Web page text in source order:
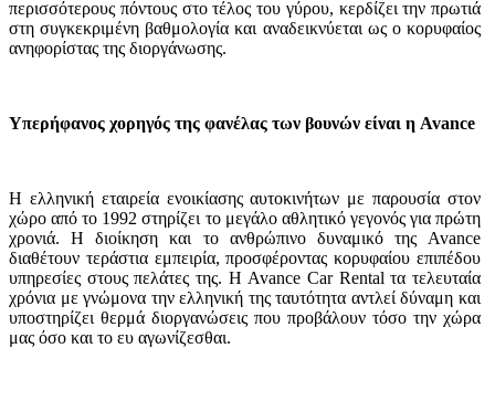
περισσότερους πόντους στο τέλος του γύρου, κερδίζει την πρωτιά
στη συγκεκριμένη βαθμολογία και αναδεικνύεται ως ο κορυφαίος
ανηφορίστας της διοργάνωσης.
Υπερήφανος χορηγός της φανέλας των βουνών είναι η Avance
Η ελληνική εταιρεία ενοικίασης αυτοκινήτων με παρουσία στον
χώρο από το 1992 στηρίζει το μεγάλο αθλητικό γεγονός για πρώτη
χρονιά. Η διοίκηση και το ανθρώπινο δυναμικό της Avance
διαθέτουν τεράστια εμπειρία, προσφέροντας κορυφαίου επιπέδου
υπηρεσίες στους πελάτες της. Η Avance Car Rental τα τελευταία
χρόνια με γνώμονα την ελληνική της ταυτότητα αντλεί δύναμη και
υποστηρίζει θερμά διοργανώσεις που προβάλουν τόσο την χώρα
μας όσο και το ευ αγωνίζεσθαι.